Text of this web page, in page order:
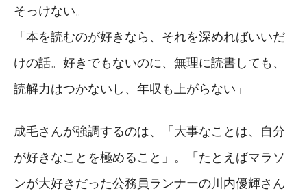
そっけない。
「本を読むのが好きなら、それを深めればいいだ
けの話。好きでもないのに、無理に読書しても、
読解力はつかないし、年収も上がらない」
成毛さんが強調するのは、「大事なことは、自分
が好きなことを極めること」。「たとえばマラソ
ンが大好きだった公務員ランナーの川内優輝さん